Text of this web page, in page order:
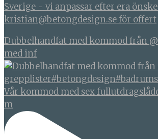
Sverige - vi anpassar efter era
kristian@betongdesign.se för offert
Dubbelhandfat med kommod från
med inf
Vår kommod med sex
m